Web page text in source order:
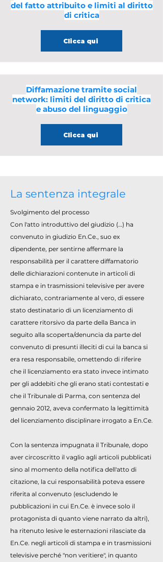
del fatto attribuito e limiti al diritto
di critica
Clicca qui
Diffamazione tramite social
network: limiti del diritto di critica
e abuso del linguaggio
Clicca qui
La sentenza integrale
Svolgimento del processo
Con l'atto introduttivo del giudizio (…) ha
convenuto in giudizio En.Ce., suo ex
dipendente, per sentirne affermare la
responsabilità per il carattere diffamatorio
delle dichiarazioni contenute in articoli di
stampa e in trasmissioni televisive per avere
dichiarato, contrariamente al vero, di essere
stato destinatario di un licenziamento di
carattere ritorsivo da parte della Banca in
seguito alla scoperta/denuncia da parte del
convenuto di presunti illeciti di cui la banca si
era resa responsabile, omettendo di riferire
che il licenziamento era stato invece intimato
per gli addebiti che gli erano stati contestati e
che il Tribunale di Parma, con sentenza del
gennaio 2012, aveva confermato la legittimità
del licenziamento disciplinare irrogato a En.Ce.
Con la sentenza impugnata il Tribunale, dopo
aver circoscritto il vaglio agli articoli pubblicati
sino al momento della notifica dell'atto di
citazione, la cui responsabilità poteva essere
riferita al convenuto (escludendo le
pubblicazioni in cui En.Ce. è invece solo il
protagonista di quanto viene narrato da altri),
ha ritenuto lesive le esternazioni rilasciate da
En.Ce. negli articoli di stampa e in trasmissioni
televisive perché "non veritiere", in quanto